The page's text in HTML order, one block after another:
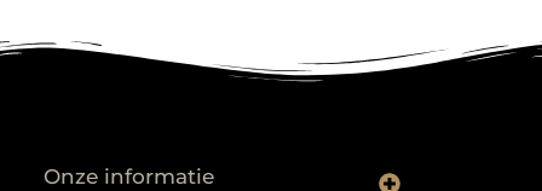
Onze informatie